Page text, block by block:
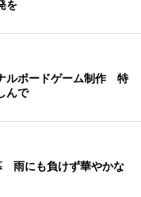
を
ルボードゲーム制作 特
んで
雨にも負けず華やかな